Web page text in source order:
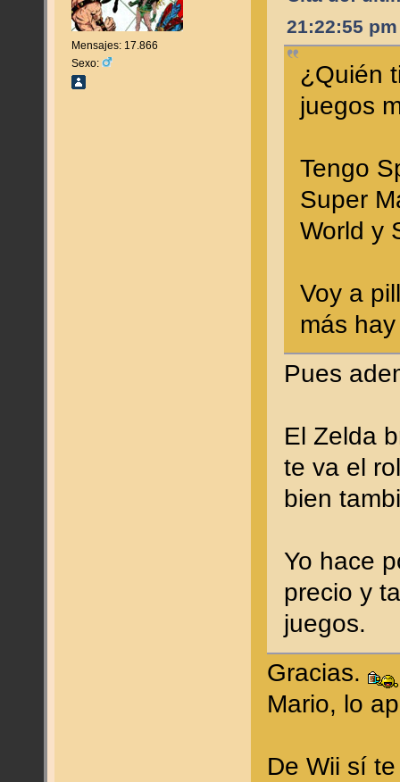
Mensajes: 17.866
Sexo:
21:22:55 pm
¿Quién
juegos
Tengo
Super
World y
Voy a
más
Pues
El Zelda
te va el
bien
Yo hace
precio y
juegos.
Gracias.
Mario, lo
De Wii sí